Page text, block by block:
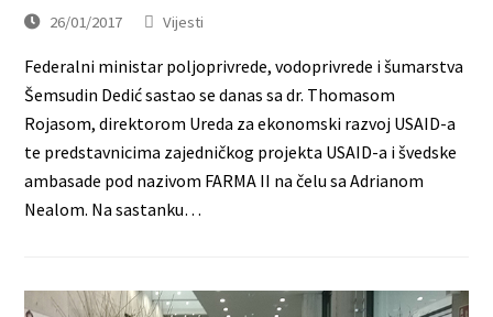
26/01/2017 Vijesti
Federalni ministar poljoprivrede, vodoprivrede i šumarstva
Šemsudin Dedić sastao se danas sa dr. Thomasom
Rojasom, direktorom Ureda za ekonomski razvoj USAID-a
te predstavnicima zajedničkog projekta USAID-a i švedske
ambasade pod nazivom FARMA II na čelu sa Adrianom
Nealom. Na sastanku…